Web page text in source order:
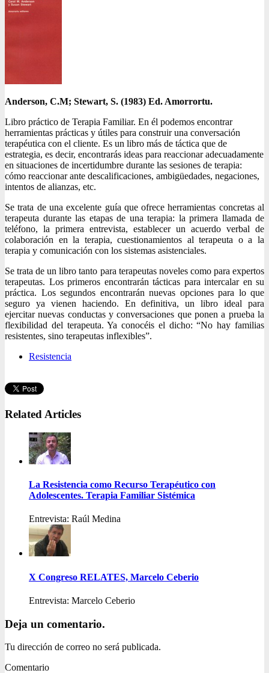
Anderson, C.M; Stewart, S. (1983) Ed. Amorrortu.
Libro práctico de Terapia Familiar. En él podemos encontrar
herramientas prácticas y útiles para construir una conversación
terapéutica con el cliente. Es un libro más de táctica que de
estrategia, es decir, encontrarás ideas para reaccionar adecuadamente
en situaciones de incertidumbre durante las sesiones de terapia:
cómo reaccionar ante descalificaciones, ambigüedades, negaciones,
intentos de alianzas, etc.
Se trata de una excelente guía que ofrece herramientas concretas al
terapeuta durante las etapas de una terapia: la primera llamada de
teléfono, la primera entrevista, establecer un acuerdo verbal de
colaboración en la terapia, cuestionamientos al terapeuta o a la
terapia y comunicación con los sistemas asistenciales.
Se trata de un libro tanto para terapeutas noveles como para expertos
terapeutas. Los primeros encontrarán tácticas para intercalar en su
práctica. Los segundos encontrarán nuevas opciones para lo que
seguro ya vienen haciendo. En definitiva, un libro ideal para
ejercitar nuevas conductas y conversaciones que ponen a prueba la
flexibilidad del terapeuta. Ya conocéis el dicho: “No hay familias
resistentes, sino terapeutas inflexibles”.
Resistencia
Related Articles
La Resistencia como Recurso Terapéutico con
Adolescentes. Terapia Familiar Sistémica
Entrevista: Raúl Medina
X Congreso RELATES, Marcelo Ceberio
Entrevista: Marcelo Ceberio
Deja un comentario.
Tu dirección de correo no será publicada.
Comentario